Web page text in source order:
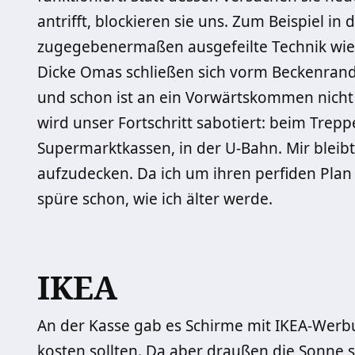
antrifft, blockieren sie uns. Zum Beispiel in
zugegebenermaßen ausgefeilte Technik
Dicke Omas schließen sich vorm
und schon ist an ein Vorwärtskommen
wird unser Fortschritt sabotiert: beim
Supermarktkassen, in der U-Bahn. Mir
aufzudecken. Da ich um ihren perfiden
spüre schon, wie ich älter werde.
IKEA
An der Kasse gab es Schirme mit IKEA-